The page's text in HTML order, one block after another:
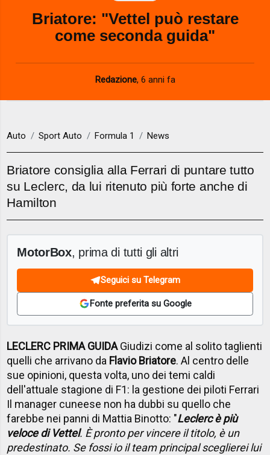
Briatore: "Vettel può restare
come seconda guida"
Redazione, 6 anni fa
Auto Sport Auto Formula 1 News
Briatore consiglia alla Ferrari di puntare tutto
su Leclerc, da lui ritenuto più forte anche di
Hamilton
MotorBox, prima di tutti gli altri
Seguici su Telegram
Fonte preferita su Google
LECLERC PRIMA GUIDAGiudizi come al solito taglienti
quelli che arrivano da Flavio Briatore. Al centro delle
sue opinioni, questa volta, uno dei temi caldi
dell'attuale stagione di F1: la gestione dei piloti Ferrari
Il manager cuneese non ha dubbi su quello che
farebbe nei panni di Mattia Binotto: "Leclerc è più
veloce di Vettel. È pronto per vincere il titolo, è un
predestinato. Se fossi io il team principal sceglierei lui